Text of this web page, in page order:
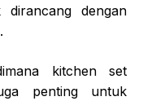
dirancang dengan
kitchen set
penting untuk